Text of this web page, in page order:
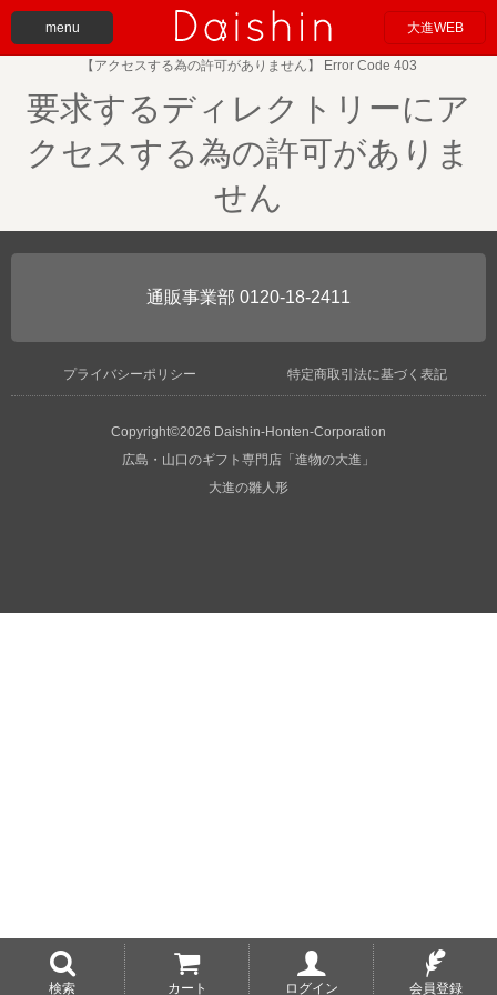
menu 大進WEB
検索 カート ログイン 会員登録
【アクセスする為の許可がありません】 Error Code 403
要求するディレクトリーにア
クセスする為の許可がありま
せん
0120-18-2411
プライバシーポリシー 特定商取引法に基づく表記
Copyright©2026 Daishin-Honten-Corporation
広島・山口のギフト専門店「進物の大進」
大進の雛人形